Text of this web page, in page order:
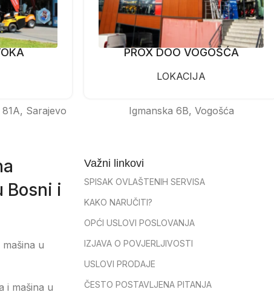
Sarajevo
PROX DOO VOGOŠĆA
LOKACIJA
Igmanska 6B, Vogošća
Bosni i
u
i mašina u
Važni linkovi
SPISAK OVLAŠTENIH SERVISA
KAKO NARUČITI?
OPĆI USLOVI POSLOVANJA
IZJAVA O POVJERLJIVOSTI
USLOVI PRODAJE
ČESTO POSTAVLJENA PITANJA